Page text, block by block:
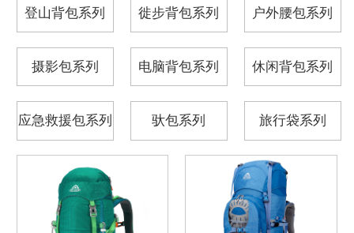
登山背包系列 徙步背包系列 户外腰包系列
摄影包系列 电脑背包系列 休闲背包系列
应急救援包系列 驮包系列 旅行袋系列